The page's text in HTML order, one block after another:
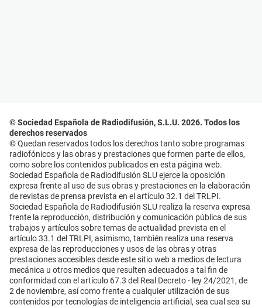
© Sociedad Española de Radiodifusión, S.L.U. 2026. Todos los
derechos reservados
© Quedan reservados todos los derechos tanto sobre programas
radiofónicos y las obras y prestaciones que formen parte de ellos,
como sobre los contenidos publicados en esta página web.
Sociedad Española de Radiodifusión SLU ejerce la oposición
expresa frente al uso de sus obras y prestaciones en la elaboración
de revistas de prensa prevista en el artículo 32.1 del TRLPI.
Sociedad Española de Radiodifusión SLU realiza la reserva expresa
frente la reproducción, distribución y comunicación pública de sus
trabajos y artículos sobre temas de actualidad prevista en el
artículo 33.1 del TRLPI, asimismo, también realiza una reserva
expresa de las reproducciones y usos de las obras y otras
prestaciones accesibles desde este sitio web a medios de lectura
mecánica u otros medios que resulten adecuados a tal fin de
conformidad con el artículo 67.3 del Real Decreto - ley 24/2021, de
2 de noviembre, así como frente a cualquier utilización de sus
contenidos por tecnologías de inteligencia artificial, sea cual sea su